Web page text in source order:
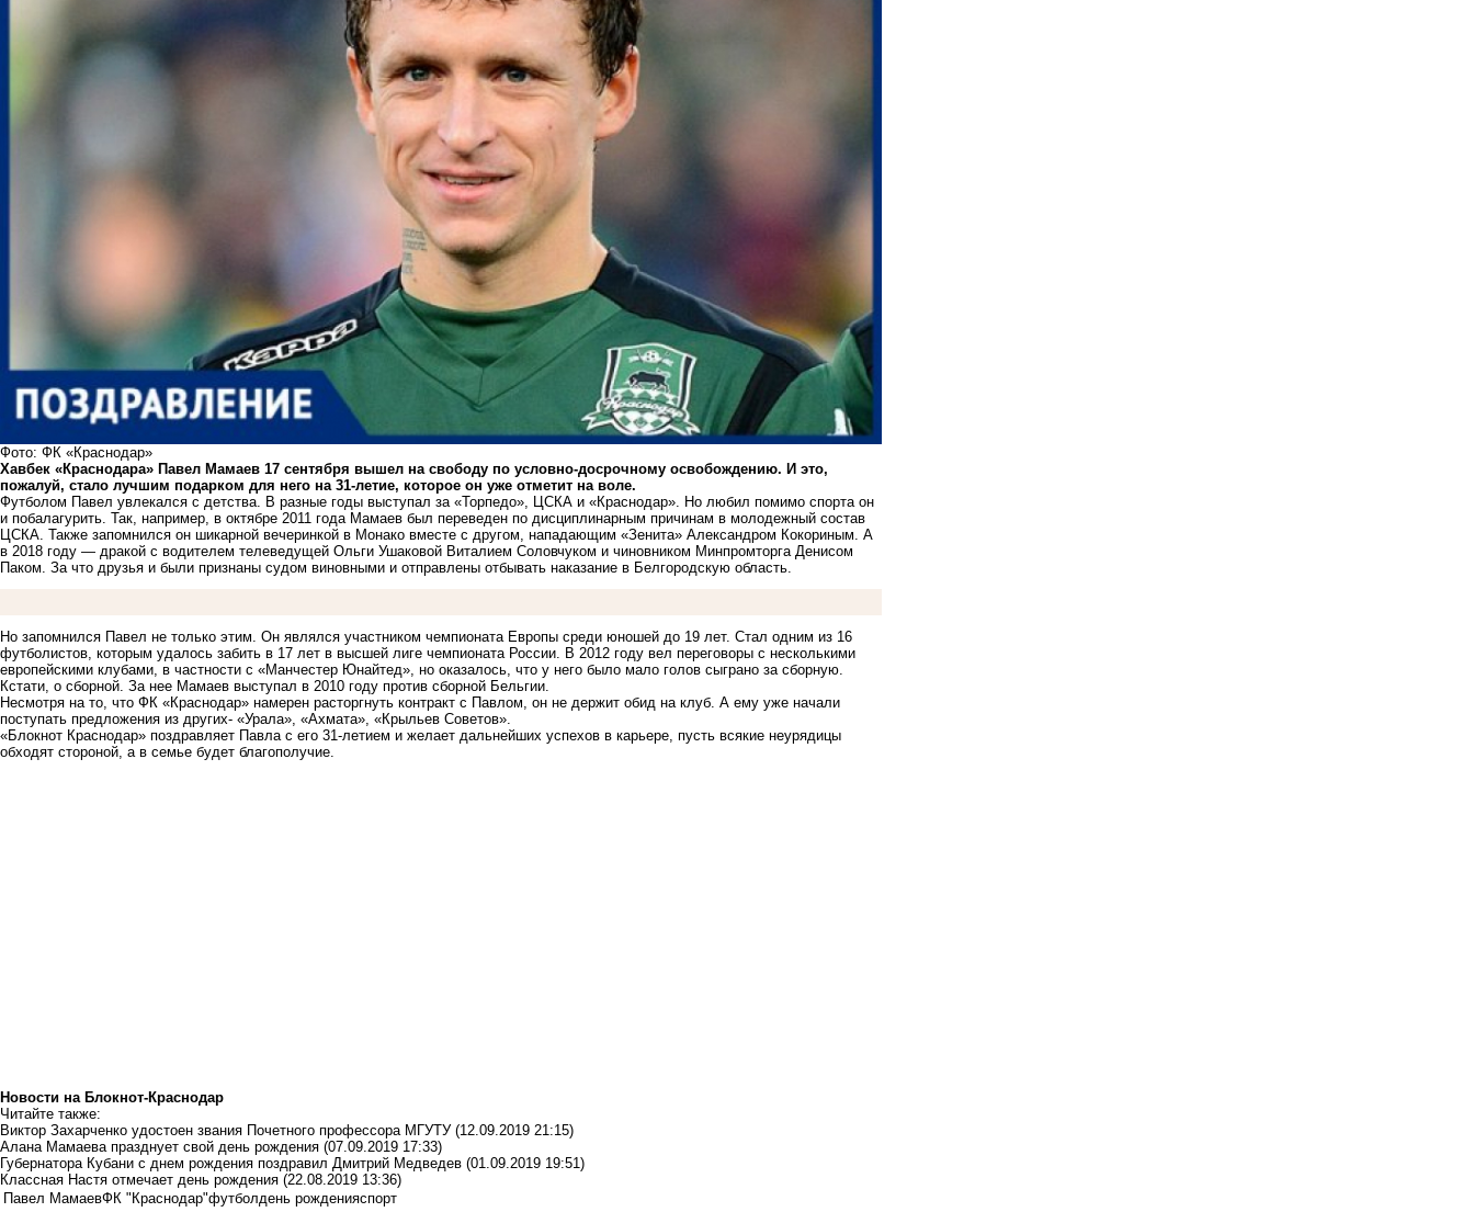
Фото: ФК «Краснодар»
Хавбек «Краснодара» Павел Мамаев 17 сентября вышел на свободу по условно-досрочному освобождению. И это,
пожалуй, стало лучшим подарком для него на 31-летие, которое он уже отметит на воле.
Футболом Павел увлекался с детства. В разные годы выступал за «Торпедо», ЦСКА и «Краснодар». Но любил помимо спорта он
и побалагурить. Так, например, в октябре 2011 года Мамаев был переведен по дисциплинарным причинам в молодежный состав
ЦСКА. Также запомнился он шикарной вечеринкой в Монако вместе с другом, нападающим «Зенита» Александром Кокориным. А
в 2018 году — дракой с водителем телеведущей Ольги Ушаковой Виталием Соловчуком и чиновником Минпромторга Денисом
Паком. За что друзья и были признаны судом виновными и отправлены отбывать наказание в Белгородскую область.
Но запомнился Павел не только этим. Он являлся участником чемпионата Европы среди юношей до 19 лет. Стал одним из 16
футболистов, которым удалось забить в 17 лет в высшей лиге чемпионата России. В 2012 году вел переговоры с несколькими
европейскими клубами, в частности с «Манчестер Юнайтед», но оказалось, что у него было мало голов сыграно за сборную.
Кстати, о сборной. За нее Мамаев выступал в 2010 году против сборной Бельгии.
Несмотря на то, что ФК «Краснодар» намерен расторгнуть контракт с Павлом, он не держит обид на клуб. А ему уже начали
поступать предложения из других- «Урала», «Ахмата», «Крыльев Советов».
«Блокнот Краснодар» поздравляет Павла с его 31-летием и желает дальнейших успехов в карьере, пусть всякие неурядицы
обходят стороной, а в семье будет благополучие.
Новости на Блoкнoт-Краснодар
Читайте также:
Виктор Захарченко удостоен звания Почетного профессора МГУТУ (12.09.2019 21:15)
Алана Мамаева празднует свой день рождения (07.09.2019 17:33)
Губернатора Кубани с днем рождения поздравил Дмитрий Медведев (01.09.2019 19:51)
Классная Настя отмечает день рождения (22.08.2019 13:36)
Павел МамаевФК "Краснодар"футболдень рожденияспорт